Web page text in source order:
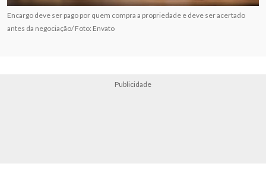
Encargo deve ser pago por quem compra a propriedade e deve ser acertado
antes da negociação/ Foto: Envato
Publicidade